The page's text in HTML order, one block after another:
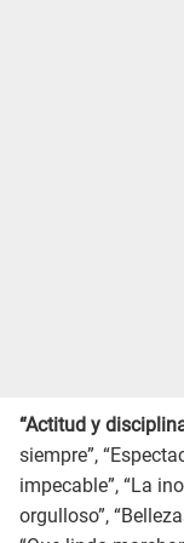
“Actitud y
siempre”,
impecable”, “La
orgulloso”,